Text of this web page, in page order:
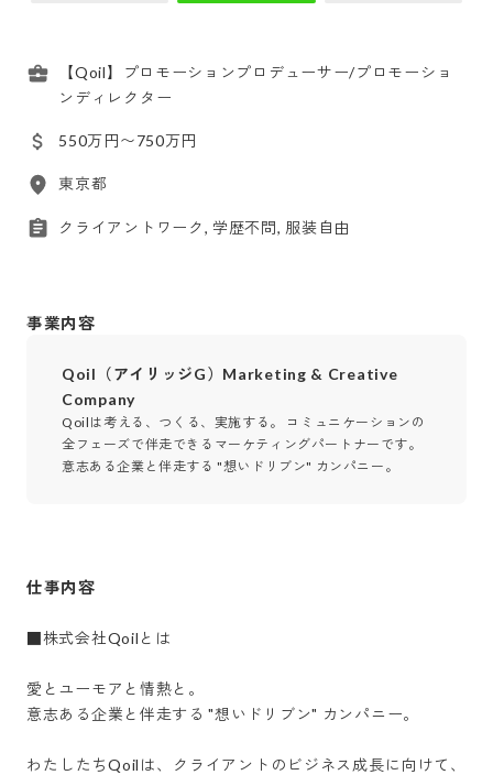
【Qoil】プロモーションプロデューサー/プロモーショ
ンディレクター
550万円〜750万円
東京都
クライアントワーク, 学歴不問, 服装自由
事業内容
Qoil（アイリッジG）Marketing & Creative
Company
Qoilは考える、つくる、実施する。 コミュニケーションの
全フェーズで伴走できるマーケティングパートナーです。
意志ある企業と伴走する "想いドリブン" カンパニー。
仕事内容
■株式会社Qoilとは
愛とユーモアと情熱と。
意志ある企業と伴走する "想いドリブン" カンパニー。
わたしたちQoilは、クライアントのビジネス成長に向けて、